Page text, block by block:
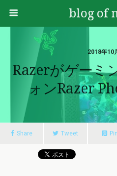
blog of
2018年10
Razerがゲーミ
ォンRazer
Share Tweet Pin